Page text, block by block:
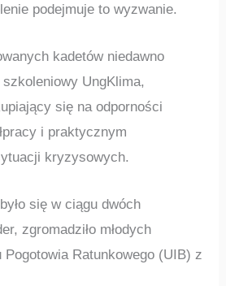
podejmuje to wyzwanie.
kadetów niedawno
szkoleniowy UngKlima,
się na odporności
i praktycznym
kryzysowych.
się w ciągu dwóch
zgromadziło młodych
Pogotowia Ratunkowego (UIB) z